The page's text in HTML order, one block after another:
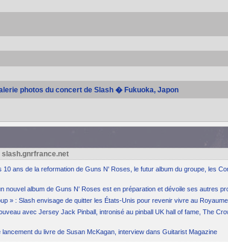
photos du concert de Slash � Fukuoka, Japon
slash.gnrfrance.net
10 ans de la reformation de Guns N' Roses, le futur album du groupe, les
nouvel album de Guns N' Roses est en préparation et dévoile ses autres
» : Slash envisage de quitter les États-Unis pour revenir vivre au
avec Jersey Jack Pinball, intronisé au pinball UK hall of fame, The
lancement du livre de Susan McKagan, interview dans Guitarist Magazine